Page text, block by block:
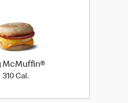
McMuffin®
310 Cal.310 Cal.